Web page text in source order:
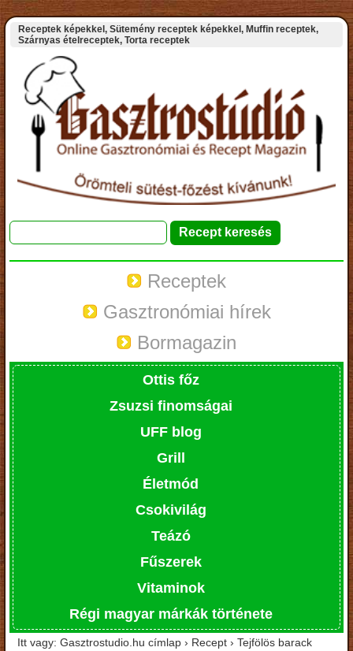
Receptek képekkel, Sütemény receptek képekkel, Muffin receptek,
Szárnyas ételreceptek, Torta receptek
Receptek
Gasztronómiai hírek
Bormagazin
Ottis főz
Zsuzsi finomságai
UFF blog
Grill
Életmód
Csokivilág
Teázó
Fűszerek
Vitaminok
Régi magyar márkák története
Itt vagy: Gasztrostudio.hu címlap › Recept › Tejfölös barack